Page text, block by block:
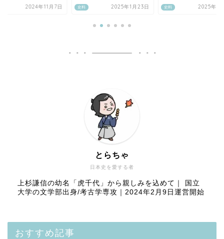
2024年11月7日 史料 2025年1月23日 史料 2025年8
日本史を愛する者
とらちゃ
上杉謙信の幼名「虎千代」から親しみを込めて｜ 国立
大学の文学部出身/考古学専攻｜2024年2月9日運営開始
おすすめ記事